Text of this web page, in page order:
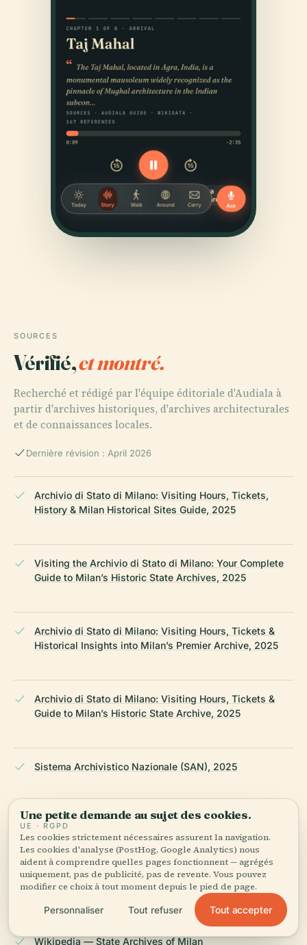
SOURCES
Vérifié,et montré.
Recherché et rédigé par l'équipe éditoriale d'Audiala à
partir d'archives historiques, d'archives architecturales
et de connaissances locales.
Dernière révision : April 2026
Archivio di Stato di Milano: Visiting Hours, Tickets,
History & Milan Historical Sites Guide, 2025
Visiting the Archivio di Stato di Milano: Your Complete
Guide to Milan’s Historic State Archives, 2025
Archivio di Stato di Milano: Visiting Hours, Tickets &
Historical Insights into Milan’s Premier Archive, 2025
Archivio di Stato di Milano: Visiting Hours, Tickets &
Guide to Milan’s Historic State Archive, 2025
Sistema Archivistico Nazionale (SAN), 2025
Portale Antenati, 2025
Corriere della Sera, 2025, The Project Transforming
State Archives into Cultural Spaces
Wikipedia — State Archives of Milan
Une petite demande au sujet des cookies.
UE · RGPD
Les cookies strictement nécessaires assurent la navigation.
Les cookies d'analyse (PostHog, Google Analytics) nous
aident à comprendre quelles pages fonctionnent — agrégés
uniquement, pas de publicité, pas de revente. Vous pouvez
modifier ce choix à tout moment depuis le pied de page.
Personnaliser Tout refuser Tout accepter